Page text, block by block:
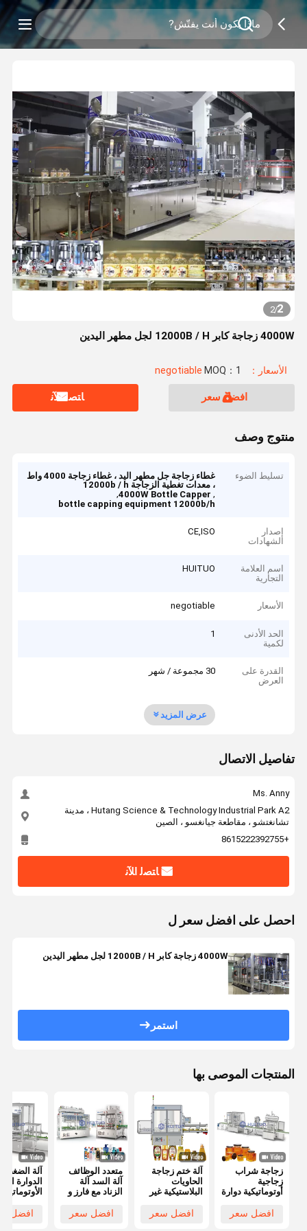
2
/
2
4000W زجاجة كابر 12000B / H لجل مطهر اليدين
الأسعار：negotiable MOQ：1
افضل سعر ﺎﺘﺼﻟ ﺍﻶﻧ
منتوج وصف
تسليط الضوء
غطاء زجاجة جل مطهر اليد ، غطاء زجاجة 4000 واط
، معدات تغطية الزجاجة 12000b / h
,
4000W Bottle Capper
,
bottle capping equipment 12000b/h
إصدار
الشهادات
CE,ISO
اسم العلامة
التجارية
HUITUO
الأسعار negotiable
الحد الأدنى
لكمية
1
القدرة على
العرض
30 مجموعة / شهر
عرض المزيد
تفاصيل الاتصال
Ms. Anny
Hutang Science & Technology Industrial Park A2 ، مدينة
تشانغتشو ، مقاطعة جيانغسو ، الصين
+8615222392755
ﺎﺘﺼﻟ ﺍﻶﻧ
احصل على افضل سعر ل
4000W زجاجة كابر 12000B / H لجل مطهر اليدين
استمر
المنتجات الموصى بها
زجاجة شراب
زجاجية
أوتوماتيكية دوارة
افضل سعر
آلة ختم زجاجة
الحاويات
البلاستيكية غير
الأوتوماتيكية
افضل سعر
متعدد الوظائف
آلة السد آلة
الزناد مع فارز و
افضل سعر
آلة الضغط
الدوارة
على
افضل